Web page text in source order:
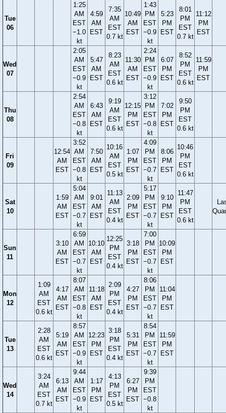
Tue
06
1:25
AM
EST
−1.0
kt
4:59
AM
EST
7:35
AM
EST
0.7 kt
10:49
AM
EST
1:43
PM
EST
−0.9
kt
5:23
PM
EST
8:01
PM
EST
0.7 kt
11:12
PM
EST
Wed
07
2:05
AM
EST
−0.9
kt
5:47
AM
EST
8:23
AM
EST
0.6 kt
11:30
AM
EST
2:24
PM
EST
−0.9
kt
6:07
PM
EST
8:52
PM
EST
0.6 kt
11:59
PM
EST
Thu
08
2:54
AM
EST
−0.8
kt
6:43
AM
EST
9:19
AM
EST
0.6 kt
12:15
PM
EST
3:12
PM
EST
−0.8
kt
7:02
PM
EST
9:50
PM
EST
0.6 kt
Fri
09
12:54
AM
EST
3:52
AM
EST
−0.8
kt
7:50
AM
EST
10:16
AM
EST
0.5 kt
1:07
PM
EST
4:09
PM
EST
−0.7
kt
8:06
PM
EST
10:46
PM
EST
0.6 kt
Sat
10
1:59
AM
EST
5:04
AM
EST
−0.7
kt
9:01
AM
EST
11:13
AM
EST
0.4 kt
2:09
PM
EST
5:17
PM
EST
−0.7
kt
9:10
PM
EST
11:47
PM
EST
0.6 kt
Sun
11
3:10
AM
EST
6:59
AM
EST
−0.7
kt
10:10
AM
EST
12:25
PM
EST
0.4 kt
3:18
PM
EST
7:00
PM
EST
−0.7
kt
10:09
PM
EST
Mon
12
1:09
AM
EST
0.6 kt
4:17
AM
EST
8:07
AM
EST
−0.8
kt
11:18
AM
EST
2:09
PM
EST
0.4 kt
4:27
PM
EST
8:06
PM
EST
−0.7
kt
11:04
PM
EST
Tue
13
2:28
AM
EST
0.6 kt
5:19
AM
EST
8:57
AM
EST
−0.9
kt
12:23
PM
EST
3:18
PM
EST
0.4 kt
5:31
PM
EST
8:54
PM
EST
−0.7
kt
11:59
PM
EST
Wed
14
3:24
AM
EST
0.7 kt
6:13
AM
EST
9:44
AM
EST
−0.9
kt
1:17
PM
EST
4:13
PM
EST
0.5 kt
6:27
PM
EST
9:39
PM
EST
−0.8
kt